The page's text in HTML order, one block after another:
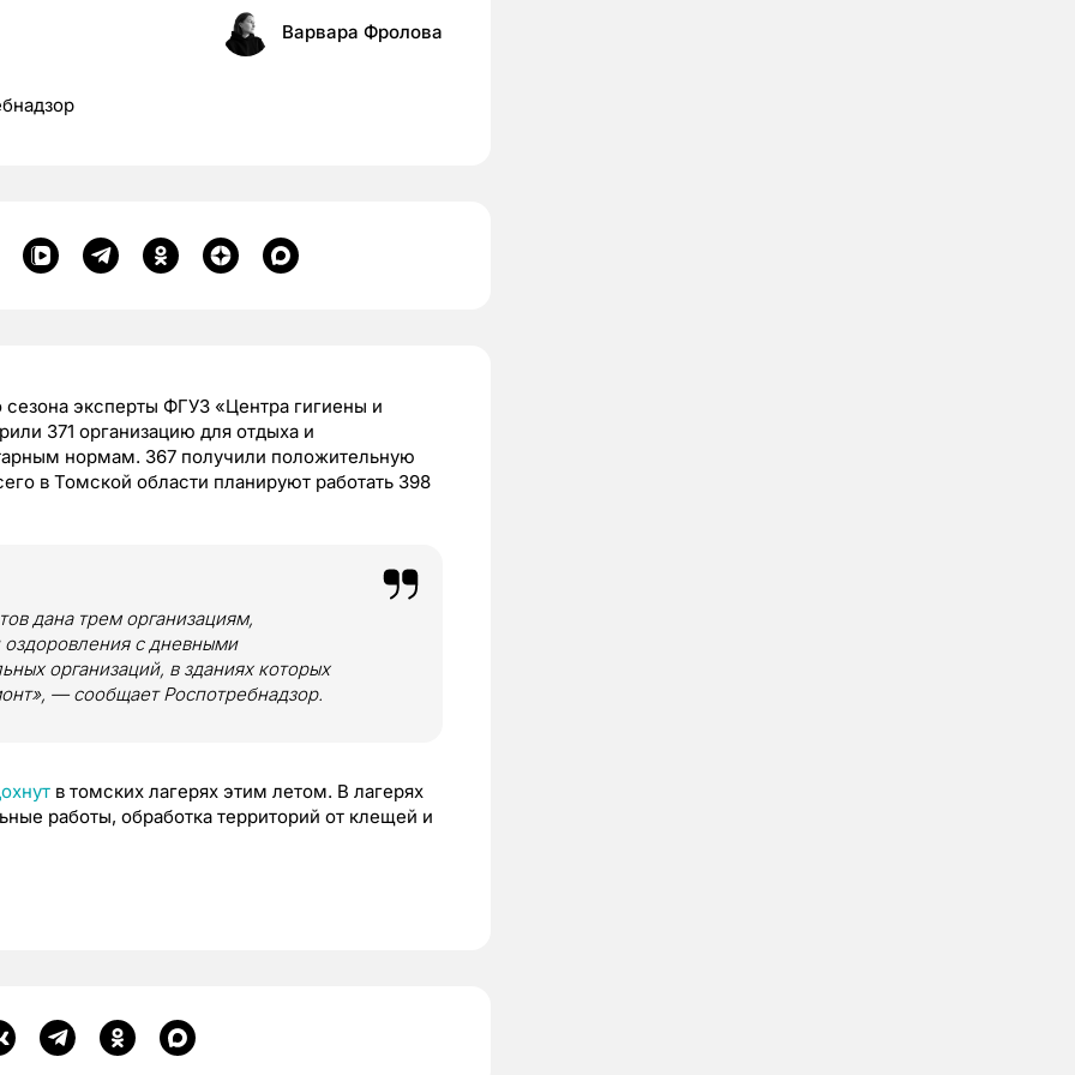
Варвара Фролова
эксперты ФГУЗ «Центра гигиены и
371 организацию для отдыха и
нормам. 367 получили положительную
в Томской области планируют работать 398
дана трем организациям,
с дневными
организаций, в зданиях которых
— сообщает Роспотребнадзор.
в томских лагерях этим летом. В лагерях
работы, обработка территорий от клещей и